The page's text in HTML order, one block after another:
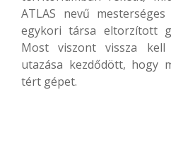
ATLAS nevű
egykori társa eltorzított
Most viszont vissza
utazása kezdődött, hogy
tért gépet.